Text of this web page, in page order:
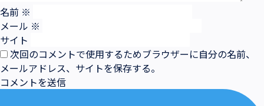
名前 ※
メール ※
サイト
次回のコメントで使用するためブラウザーに自分の名前、
メールアドレス、サイトを保存する。